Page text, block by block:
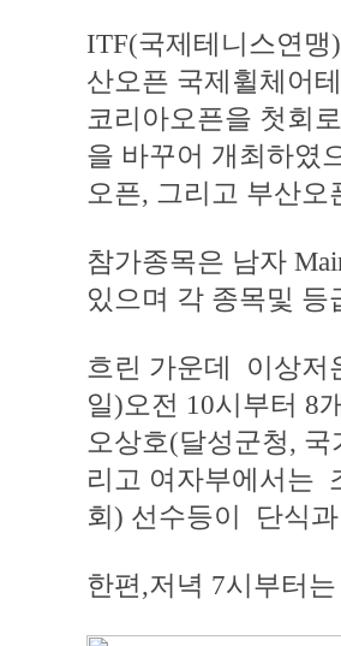
ITF(국제테니스연
산오픈 국제휠체어
코리아오픈을 첫회
을 바꾸어 개최하였
오픈, 그리고 부산
참가종목은 남자
있으며 각 종목및 등
흐린 가운데 이상저
일)오전 10시부터 8
오상호(달성군청,
리고 여자부에서는
회) 선수등이 단식
한편,저녁 7시부터